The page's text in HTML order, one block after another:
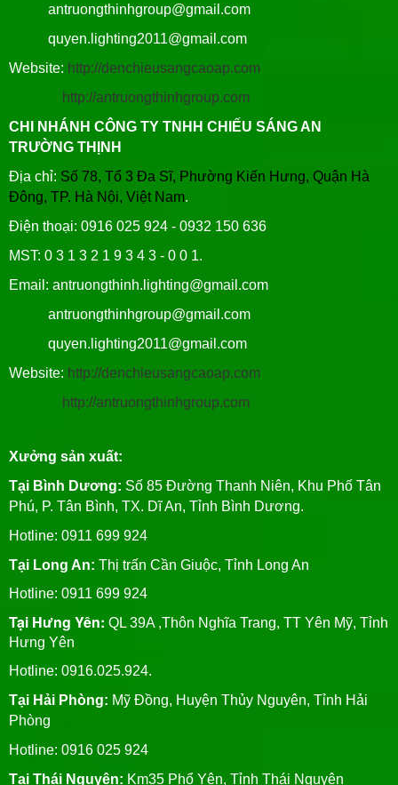
antruongthinhgroup@gmail.com
quyen.lighting2011@gmail.com
Website: http://denchieusangcaoap.com
http://antruongthinhgroup.com
CHI NHÁNH CÔNG TY TNHH CHIẾU SÁNG AN
TRƯỜNG THỊNH
Địa chỉ: Số 78, Tổ 3 Đa Sĩ, Phường Kiến Hưng, Quận Hà
Đông, TP. Hà Nội, Việt Nam.
Điện thoại: 0916 025 924 - 0932 150 636
MST: 0 3 1 3 2 1 9 3 4 3 - 0 0 1.
Email: antruongthinh.lighting@gmail.com
antruongthinhgroup@gmail.com
quyen.lighting2011@gmail.com
Website: http://denchieusangcaoap.com
http://antruongthinhgroup.com
Xưởng sản xuất:
Tại Bình Dương: Số 85 Đường Thanh Niên, Khu Phố Tân
Phú, P. Tân Bình, TX. Dĩ An, Tỉnh Bình Dương.
Hotline: 0911 699 924
Tại Long An: Thị trấn Cần Giuộc, Tỉnh Long An
Hotline: 0911 699 924
Tại Hưng Yên: QL 39A ,Thôn Nghĩa Trang, TT Yên Mỹ, Tỉnh
Hưng Yên
Hotline: 0916.025.924.
Tại Hải Phòng: Mỹ Đồng, Huyện Thủy Nguyên, Tỉnh Hải
Phòng
Hotline: 0916 025 924
Tại Thái Nguyên: Km35 Phổ Yên, Tỉnh Thái Nguyên